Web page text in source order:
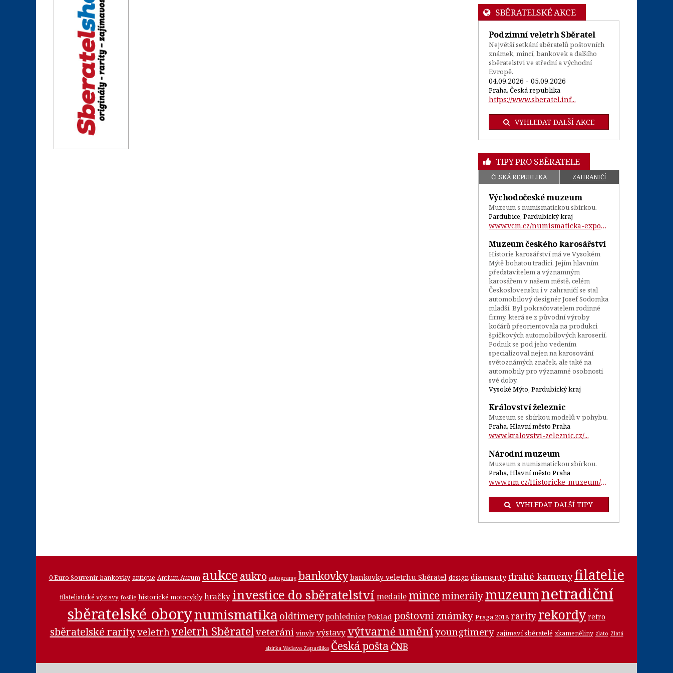
SBĚRATELSKÉ AKCE
Podzimní veletrh Sběratel
Největší setkání sběratelů poštovních
známek, mincí, bankovek a dalšího
sběratelstvi ve střední a východní
Evropě.
04.09.2026 - 05.09.2026
Praha, Česká republika
https://www.sberatel.inf...
VYHLEDAT DALŠÍ AKCE
TIPY PRO SBĚRATELE
ČESKÁ REPUBLIKA ZAHRANIČÍ
Východočeské muzeum
Muzeum s numismatickou sbírkou.
Pardubice, Pardubický kraj
www.vcm.cz/numismaticka-expozice-a-kabin...
Muzeum českého karosářství
Historie karosářství má ve Vysokém
Mýtě bohatou tradici. Jejím hlavním
představitelem a významným
karosářem v našem městě, celém
Československu i v zahraničí se stal
automobilový designér Josef Sodomka
mladší. Byl pokračovatelem rodinné
firmy, která se z původní výroby
kočárů přeorientovala na produkci
špičkových automobilových karoserií.
Podnik se pod jeho vedením
specializoval nejen na karosování
světoznámých značek, ale také na
automobily pro významné osobnosti
své doby.
Vysoké Mýto, Pardubický kraj
Království železnic
Muzeum se sbírkou modelů v pohybu.
Praha, Hlavní město Praha
www.kralovstvi-zeleznic.cz/...
Národní muzeum
Muzeum s numismatickou sbírkou.
Praha, Hlavní město Praha
www.nm.cz/Historicke-muzeum/Oddeleni-HM/...
VYHLEDAT DALŠÍ TIPY
0 Euro Souvenir bankovky antique Antium Aurum aukce aukro autogramy bankovky bankovky veletrhu Sběratel design diamanty drahé kamenyfilatelie
filatelistické výstavy fosilie historické motocykly hračky investice do sběratelství medaile minceminerálymuzeumnetradiční
sběratelské oborynumismatika oldtimerypohlednice Poklad poštovní známky Praga 2018 rarity rekordy retro
sběratelské rarityveletrhveletrh Sběratelveteráni vinyly výstavy výtvarné uměníyoungtimery zajímaví sběratelé zkameněliny zlato Zlatá
sbírka Václava Zapadlíka Česká pošta ČNB